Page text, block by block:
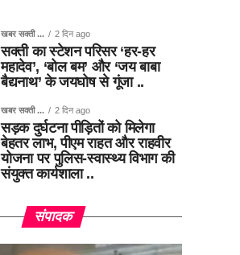
खबर सक्ती ... 2 दिन ago
सक्ती का स्टेशन परिसर ‘हर-हर
महादेव’, ‘बोल बम’ और ‘जय बाबा
बैद्यनाथ’ के जयघोष से गूंजा ..
खबर सक्ती ... 2 दिन ago
सड़क दुर्घटना पीड़ितों को मिलेगा
बेहतर लाभ, पीएम राहत और राहवीर
योजना पर पुलिस-स्वास्थ्य विभाग की
संयुक्त कार्यशाला ..
संपादक